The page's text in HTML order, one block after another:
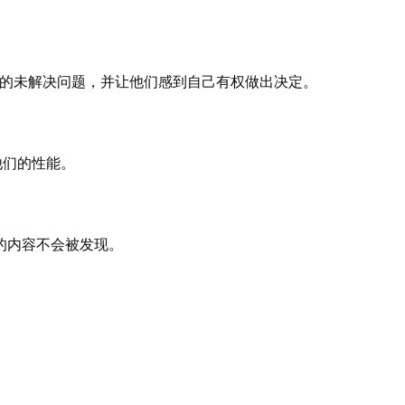
解决问题，并让他们感到自己有权做出决定。
的性能。
容不会被发现。